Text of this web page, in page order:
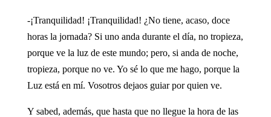
-¡Tranquilidad! ¡Tranquilidad! ¿No tiene, acaso, doce
horas la jornada? Si uno anda durante el día, no tropieza,
porque ve la luz de este mundo; pero, si anda de noche,
tropieza, porque no ve. Yo sé lo que me hago, porque la
Luz está en mí. Vosotros dejaos guiar por quien ve.
Y sabed, además, que hasta que no llegue la hora de las